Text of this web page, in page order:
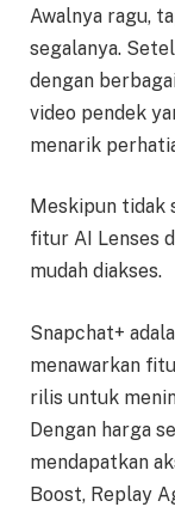
Awalnya ragu,
segalanya.
dengan
video pendek
menarik
Meskipun tidak
fitur AI Lenses
mudah diakses.
Snapchat+
menawarkan
rilis untuk
Dengan harga
mendapatkan
Boost, Replay